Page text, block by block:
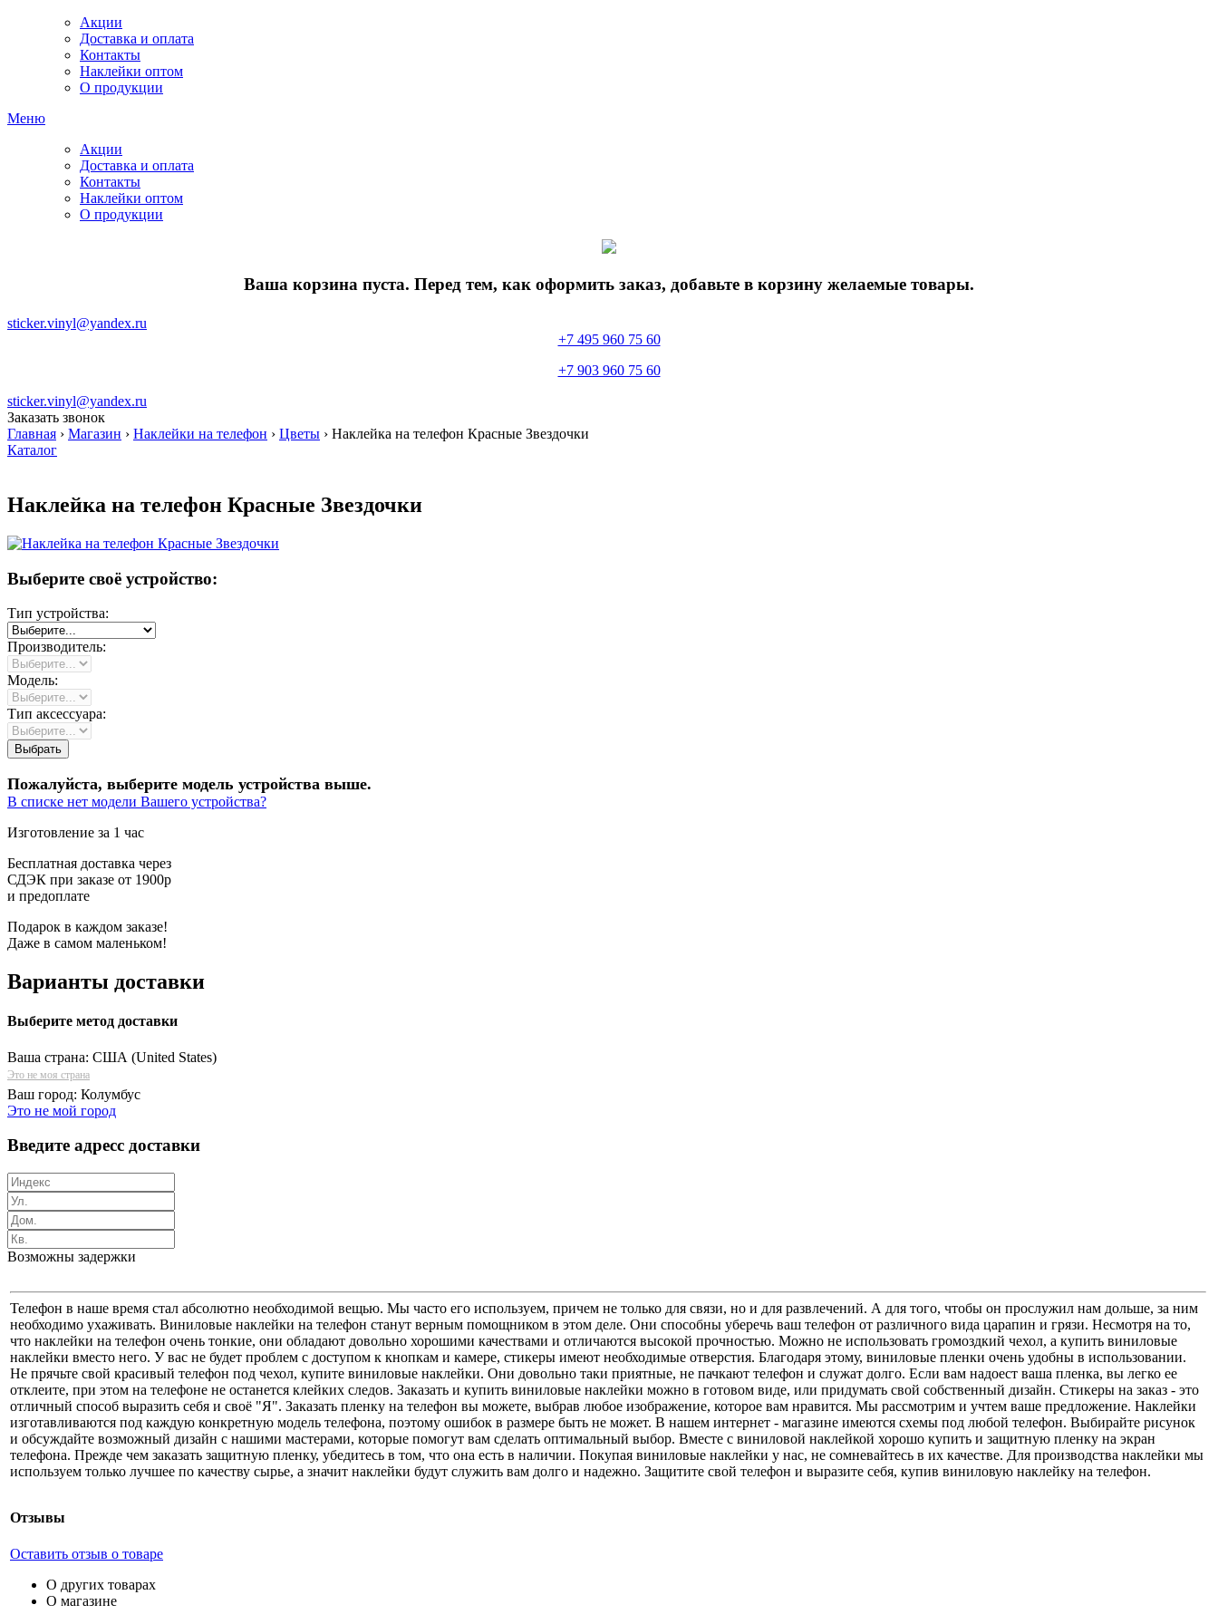
Акции
Доставка и оплата
Контакты
Наклейки оптом
О продукции
Меню
Акции
Доставка и оплата
Контакты
Наклейки оптом
О продукции
Ваша корзина пуста. Перед тем, как оформить заказ, добавьте в корзину желаемые товары.
sticker.vinyl@yandex.ru
+7 495 960 75 60
+7 903 960 75 60
sticker.vinyl@yandex.ru
Заказать звонок
Главная › Магазин › Наклейки на телефон › Цветы › Наклейка на телефон Красные Звездочки
Каталог
Наклейка на телефон Красные Звездочки
Выберите своё устройство:
Тип устройства:
Производитель:
Модель:
Тип аксессуара:
Пожалуйста, выберите модель устройства выше.
В списке нет модели Вашего устройства?
Изготовление за 1 час
Бесплатная доставка через
СДЭК при заказе от 1900р
и предоплате
Подарок в каждом заказе!
Даже в самом маленьком!
Варианты доставки
Выберите метод доставки
Ваша страна: США (United States)
Это не моя страна
Ваш город: Колумбус
Это не мой город
Введите адресс доставки
Возможны задержки
Телефон в наше время стал абсолютно необходимой вещью. Мы часто его используем, причем не только для связи, но и для развлечений. А для того, чтобы он прослужил нам дольше, за ним
необходимо ухаживать. Виниловые наклейки на телефон станут верным помощником в этом деле. Они способны уберечь ваш телефон от различного вида царапин и грязи. Несмотря на то,
что наклейки на телефон очень тонкие, они обладают довольно хорошими качествами и отличаются высокой прочностью. Можно не использовать громоздкий чехол, а купить виниловые
наклейки вместо него. У вас не будет проблем с доступом к кнопкам и камере, стикеры имеют необходимые отверстия. Благодаря этому, виниловые пленки очень удобны в использовании.
Не прячьте свой красивый телефон под чехол, купите виниловые наклейки. Они довольно таки приятные, не пачкают телефон и служат долго. Если вам надоест ваша пленка, вы легко ее
отклеите, при этом на телефоне не останется клейких следов. Заказать и купить виниловые наклейки можно в готовом виде, или придумать свой собственный дизайн. Стикеры на заказ - это
отличный способ выразить себя и своё "Я". Заказать пленку на телефон вы можете, выбрав любое изображение, которое вам нравится. Мы рассмотрим и учтем ваше предложение. Наклейки
изготавливаются под каждую конкретную модель телефона, поэтому ошибок в размере быть не может. В нашем интернет - магазине имеются схемы под любой телефон. Выбирайте рисунок
и обсуждайте возможный дизайн с нашими мастерами, которые помогут вам сделать оптимальный выбор. Вместе с виниловой наклейкой хорошо купить и защитную пленку на экран
телефона. Прежде чем заказать защитную пленку, убедитесь в том, что она есть в наличии. Покупая виниловые наклейки у нас, не сомневайтесь в их качестве. Для производства наклейки мы
используем только лучшее по качеству сырье, а значит наклейки будут служить вам долго и надежно. Защитите свой телефон и выразите себя, купив виниловую наклейку на телефон.
Отзывы
Оставить отзыв о товаре
О других товарах
О магазине